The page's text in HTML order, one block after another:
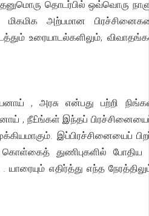
தொடர்பில் ஒவ்வொரு
அற்பமான
உரையாடல்களிலும்,
, அரசு என்பது பற்றி
, நீ£ங்கள் இந்தப்
இப்பிரச்சினையைப்
துணிபுகளில்
யாரையும் எதிர்த்து எந்த